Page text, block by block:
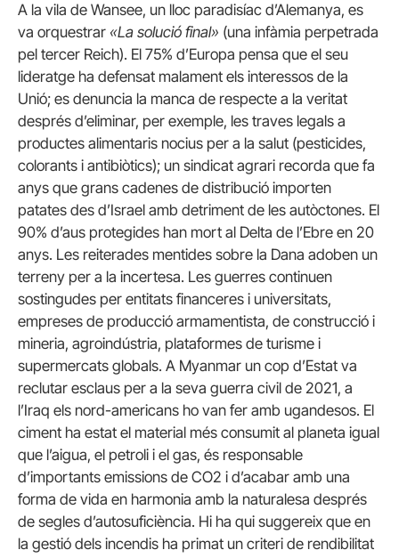
A la vila de Wansee, un lloc paradisíac d’Alemanya, es
va orquestrar «La solució final» (una infàmia perpetrada
pel tercer Reich). El 75% d’Europa pensa que el seu
lideratge ha defensat malament els interessos de la
Unió; es denuncia la manca de respecte a la veritat
després d’eliminar, per exemple, les traves legals a
productes alimentaris nocius per a la salut (pesticides,
colorants i antibiòtics); un sindicat agrari recorda que fa
anys que grans cadenes de distribució importen
patates des d’Israel amb detriment de les autòctones. El
90% d’aus protegides han mort al Delta de l’Ebre en 20
anys. Les reiterades mentides sobre la Dana adoben un
terreny per a la incertesa. Les guerres continuen
sostingudes per entitats financeres i universitats,
empreses de producció armamentista, de construcció i
mineria, agroindústria, plataformes de turisme i
supermercats globals. A Myanmar un cop d’Estat va
reclutar esclaus per a la seva guerra civil de 2021, a
l’Iraq els nord-americans ho van fer amb ugandesos. El
ciment ha estat el material més consumit al planeta igual
que l’aigua, el petroli i el gas, és responsable
d’importants emissions de CO2 i d’acabar amb una
forma de vida en harmonia amb la naturalesa després
de segles d’autosuficiència. Hi ha qui suggereix que en
la gestió dels incendis ha primat un criteri de rendibilitat